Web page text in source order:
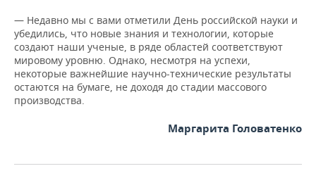
— Недавно мы с вами отметили День российской науки и
убедились, что новые знания и технологии, которые
создают наши ученые, в ряде областей соответствуют
мировому уровню. Однако, несмотря на успехи,
некоторые важнейшие научно-технические результаты
остаются на бумаге, не доходя до стадии массового
производства.
Маргарита Головатенко